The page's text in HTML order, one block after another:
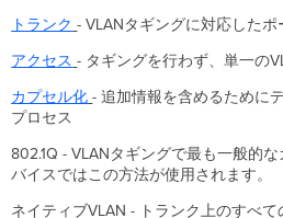
トランク - VLANタギングに対応したポ
アクセス - タギングを行わず、単一の
カプセル化 - 追加情報を含めるために
プロセス
802.1Q - VLANタギングで最も一般的
バイスではこの方法が使用されます。
ネイティブVLAN - トランク上のすべ